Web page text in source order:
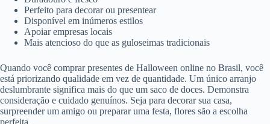
Perfeito para decorar ou presentear
Disponível em inúmeros estilos
Apoiar empresas locais
Mais atencioso do que as guloseimas tradicionais
Quando você comprar presentes de Halloween online no Brasil, você
está priorizando qualidade em vez de quantidade. Um único arranjo
deslumbrante significa mais do que um saco de doces. Demonstra
consideração e cuidado genuínos. Seja para decorar sua casa,
surpreender um amigo ou preparar uma festa, flores são a escolha
perfeita.